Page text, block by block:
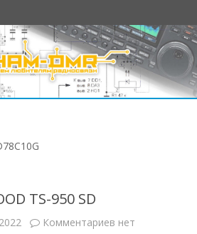
TS-950 SD
Комментариев кнет